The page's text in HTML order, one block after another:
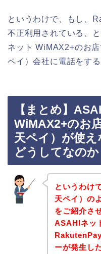
というわけで、もし、
不正利用されている、
ネット WiMAX2+のお
ペイ）会社に電話をする
【まとめ】
WiMAX2+のお
天ペイ）が使
どうしてなのか
というわけ
天ペイ）の
をご紹介さ
ASAHIネッ
ーが発生し